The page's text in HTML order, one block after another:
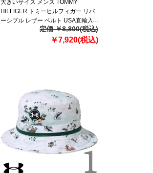
大きいサイズ メンズ TOMMY
HILFIGER トミーヒルフィガー リバ
ーシブル レザー ベルト USA直輸入
定価 ￥8,800(税込)
￥7,920(税込)